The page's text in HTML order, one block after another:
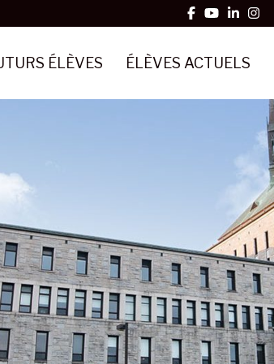
ÉLÈVES ÉLÈVES ACTUELS